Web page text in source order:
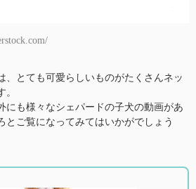
、とても可愛らしいものがたくさんネッ
。
にも様々なシェパードの子犬の動画があ
とご覧になってみてはいかがでしょう